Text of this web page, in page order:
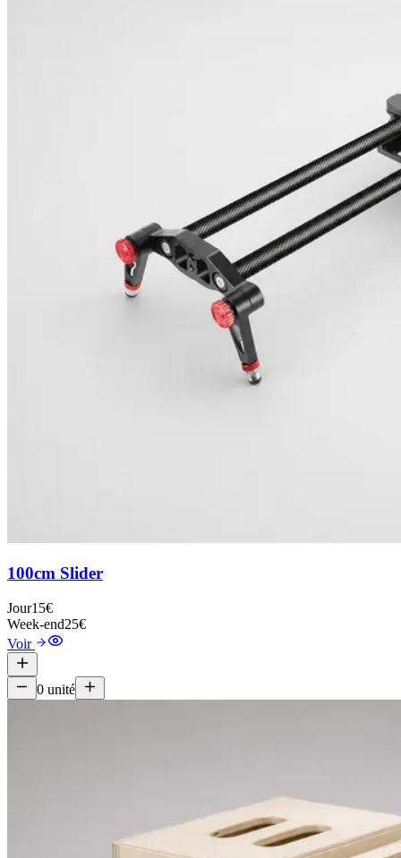
100cm Slider
Jour15€
Week-end25€
Voir
0 unité